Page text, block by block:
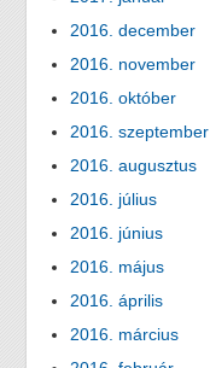
2016. december
2016. november
2016. október
2016. szeptember
2016. augusztus
2016. július
2016. június
2016. május
2016. április
2016. március